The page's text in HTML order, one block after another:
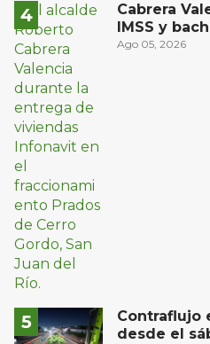
Cabrera
IMSS y
oriente de
Ago 05, 2026
Contraflujo
desde el